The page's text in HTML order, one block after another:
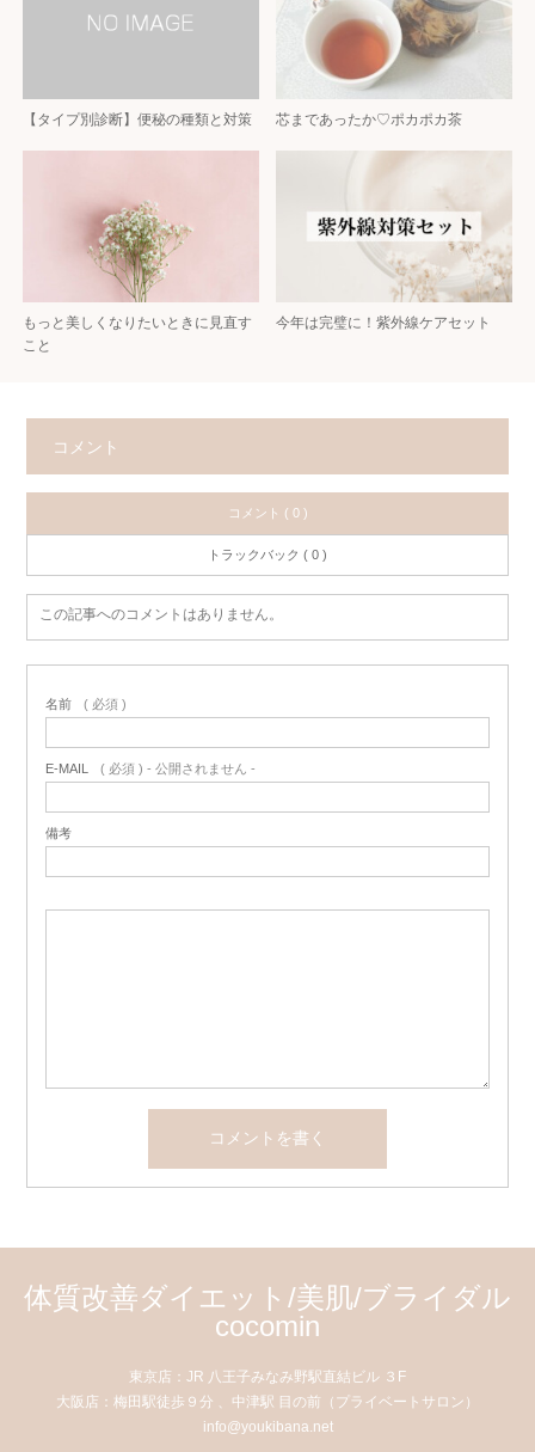
【タイプ別診断】便秘の種類と対策 芯まであったか♡ポカポカ茶
もっと美しくなりたいときに見直す
こと
今年は完璧に！紫外線ケアセット
コメント
コメント ( 0 )
トラックバック ( 0 )
この記事へのコメントはありません。
名前 ( 必須 )
E-MAIL ( 必須 ) - 公開されません -
備考
体質改善ダイエット/美肌/ブライダル
cocomin
東京店：JR 八王子みなみ野駅直結ビル ３F
大阪店：梅田駅徒歩９分 、中津駅 目の前（プライベートサロン）
info@youkibana.net